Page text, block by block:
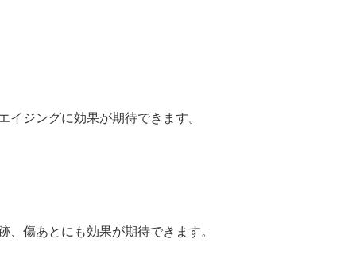
ジングに効果が期待できます。
傷あとにも効果が期待できます。